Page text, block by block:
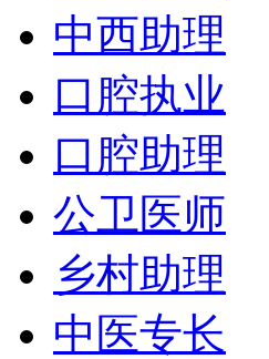
中西助理
口腔执业
口腔助理
公卫医师
乡村助理
中医专长